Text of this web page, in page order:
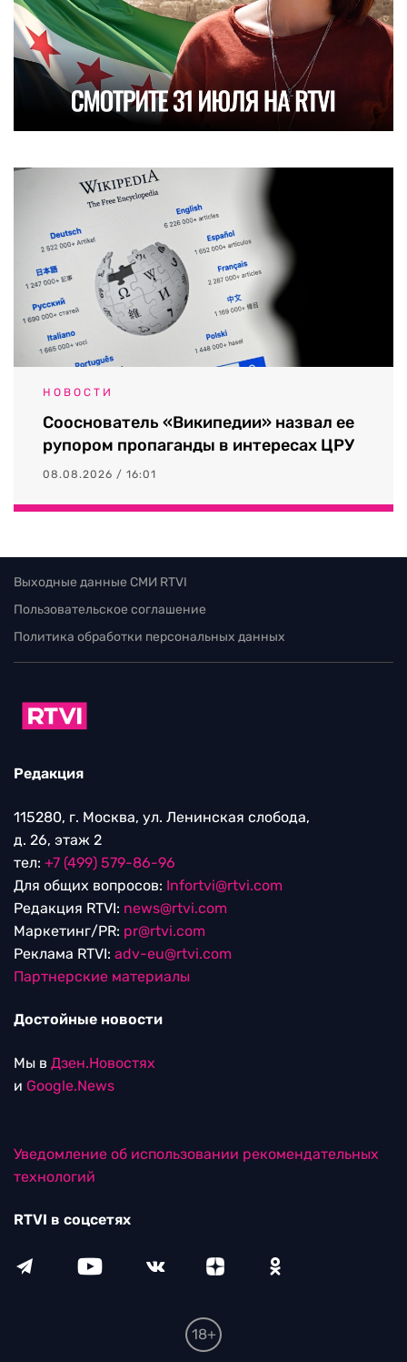
НОВОСТИ
Сооснователь «Википедии» назвал ее
рупором пропаганды в интересах ЦРУ
08.08.2026 / 16:01
Выходные данные СМИ RTVI
Пользовательское соглашение
Политика обработки персональных данных
Редакция
115280, г. Москва, ул. Ленинская слобода,
д. 26, этаж 2
тел: +7 (499) 579-86-96
Для общих вопросов: Infortvi@rtvi.com
Редакция RTVI: news@rtvi.com
Маркетинг/PR: pr@rtvi.com
Реклама RTVI: adv-eu@rtvi.com
Партнерские материалы
Достойные новости
Мы в Дзен.Новостях
и Google.News
Уведомление об использовании рекомендательных
технологий
RTVI в соцсетях
18+